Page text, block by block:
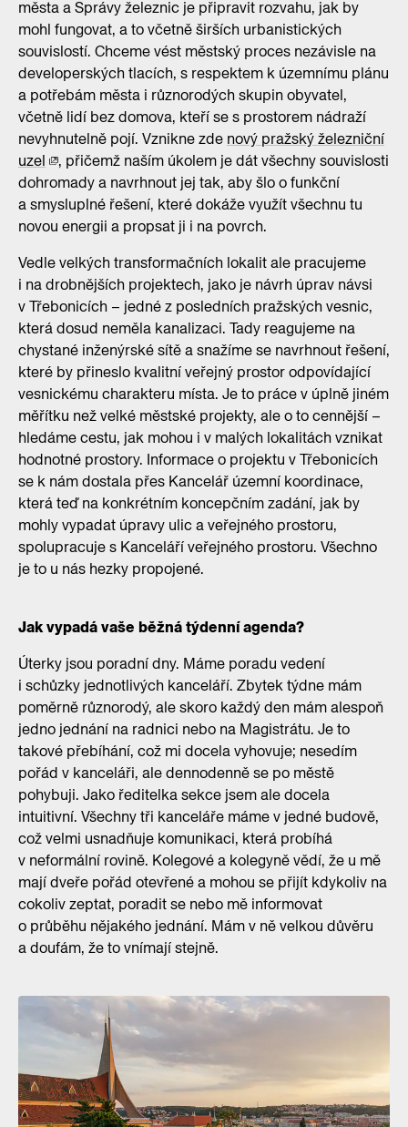
města a Správy železnic je připravit rozvahu, jak by
mohl fungovat, a to včetně širších urbanistických
souvislostí. Chceme vést městský proces nezávisle na
developerských tlacích, s respektem k územnímu plánu
a potřebám města i různorodých skupin obyvatel,
včetně lidí bez domova, kteří se s prostorem nádraží
nevyhnutelně pojí. Vznikne zde nový pražský železniční
uzel
, přičemž naším úkolem je dát všechny souvislosti
dohromady a navrhnout jej tak, aby šlo o funkční
a smysluplné řešení, které dokáže využít všechnu tu
novou energii a propsat ji i na povrch.
Vedle velkých transformačních lokalit ale pracujeme
i na drobnějších projektech, jako je návrh úprav návsi
v Třebonicích – jedné z posledních pražských vesnic,
která dosud neměla kanalizaci. Tady reagujeme na
chystané inženýrské sítě a snažíme se navrhnout řešení,
které by přineslo kvalitní veřejný prostor odpovídající
vesnickému charakteru místa. Je to práce v úplně jiném
měřítku než velké městské projekty, ale o to cennější –
hledáme cestu, jak mohou i v malých lokalitách vznikat
hodnotné prostory. Informace o projektu v Třebonicích
se k nám dostala přes Kancelář územní koordinace,
která teď na konkrétním koncepčním zadání, jak by
mohly vypadat úpravy ulic a veřejného prostoru,
spolupracuje s Kanceláří veřejného prostoru. Všechno
je to u nás hezky propojené.
Jak vypadá vaše běžná týdenní agenda?
Úterky jsou poradní dny. Máme poradu vedení
i schůzky jednotlivých kanceláří. Zbytek týdne mám
poměrně různorodý, ale skoro každý den mám alespoň
jedno jednání na radnici nebo na Magistrátu. Je to
takové přebíhání, což mi docela vyhovuje; nesedím
pořád v kanceláři, ale dennodenně se po městě
pohybuji. Jako ředitelka sekce jsem ale docela
intuitivní. Všechny tři kanceláře máme v jedné budově,
což velmi usnadňuje komunikaci, která probíhá
v neformální rovině. Kolegové a kolegyně vědí, že u mě
mají dveře pořád otevřené a mohou se přijít kdykoliv na
cokoliv zeptat, poradit se nebo mě informovat
o průběhu nějakého jednání. Mám v ně velkou důvěru
a doufám, že to vnímají stejně.